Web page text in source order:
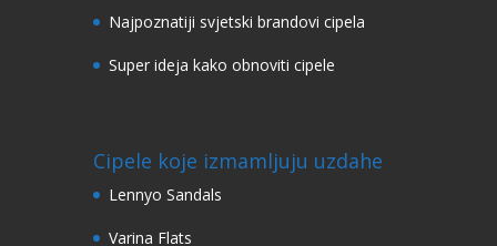
Najpoznatiji svjetski brandovi cipela
Super ideja kako obnoviti cipele
Cipele koje izmamljuju uzdahe
Lennyo Sandals
Varina Flats